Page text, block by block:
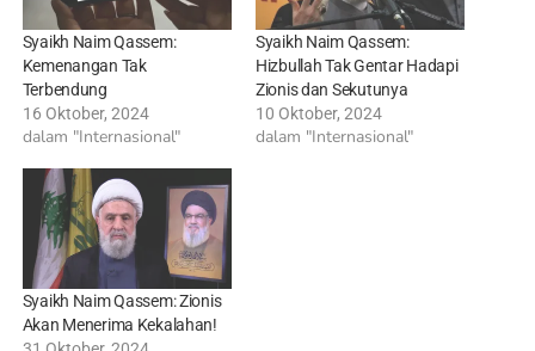
Syaikh Naim Qassem:
Kemenangan Tak
Terbendung
16 Oktober, 2024
dalam "Internasional"
Syaikh Naim Qassem:
Hizbullah Tak Gentar Hadapi
Zionis dan Sekutunya
10 Oktober, 2024
dalam "Internasional"
Syaikh Naim Qassem: Zionis
Akan Menerima Kekalahan!